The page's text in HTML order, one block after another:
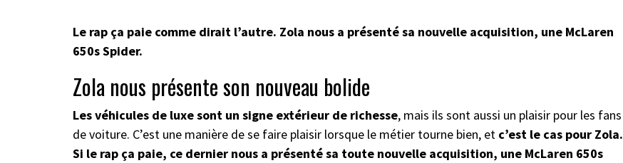
Le rap ça paie comme dirait l’autre. Zola nous a présenté sa nouvelle acquisition, une McLaren
650s Spider.
Zola nous présente son nouveau bolide
Les véhicules de luxe sont un signe extérieur de richesse, mais ils sont aussi un plaisir pour les fans
de voiture. C’est une manière de se faire plaisir lorsque le métier tourne bien, et c’est le cas pour Zola.
Si le rap ça paie, ce dernier nous a présenté sa toute nouvelle acquisition, une McLaren 650s